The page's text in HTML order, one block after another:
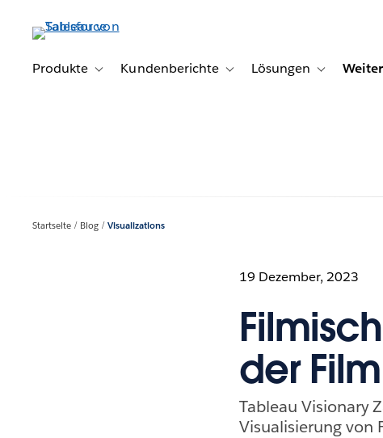
Produkte
Toggle sub-navigation for Produkte
Kundenberichte Toggle sub-navigation for
Lösungen Toggle sub-
Startseite Blog Visualizations
19 Dezember, 2023
der
Tableau Visionary
Visualisierung von